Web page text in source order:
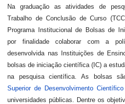
Na graduação as atividades de
Trabalho de Conclusão de Curso
Programa Institucional de Bolsas de
por finalidade colaborar com a
desenvolvida nas Instituições de
bolsas de iniciação científica (IC) a
na pesquisa científica. As bolsas
Superior de Desenvolvimento Científico
universidades públicas. Dentre os